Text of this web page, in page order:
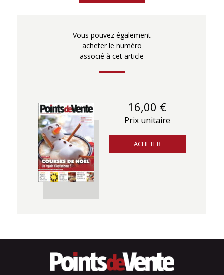
Vous pouvez également
acheter le numéro
associé à cet article
16,00 €
Prix unitaire
ACHETER